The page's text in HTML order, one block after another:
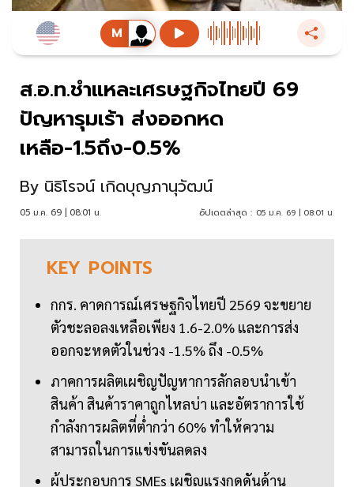
ส.อ.ท.ชำแหละเศรษฐกิจไทยปี 69
ปัญหารุมเร้า ส่งออกหด
เหลือ-1.5ถึง-0.5%
By นิธิโรจน์ เกิดบุญภานุวัฒน์
05 ม.ค. 69 | 08:01 น. อัปเดตล่าสุด : 05 ม.ค. 69 | 08:01 น.
KEY POINTS
กกร. คาดการณ์เศรษฐกิจไทยปี 2569 จะขยาย
ตัวชะลอลงเหลือเพียง 1.6-2.0% และการส่ง
ออกจะหดตัวในช่วง -1.5% ถึง -0.5%
ภาคการผลิตเผชิญปัญหาการลักลอบนำเข้า
สินค้า สินค้าราคาถูกไหลบ่า และอัตราการใช้
กำลังการผลิตที่ต่ำกว่า 60% ทำให้ความ
สามารถในการแข่งขันลดลง
ผู้ประกอบการ SMEs เผชิญแรงกดดันด้าน